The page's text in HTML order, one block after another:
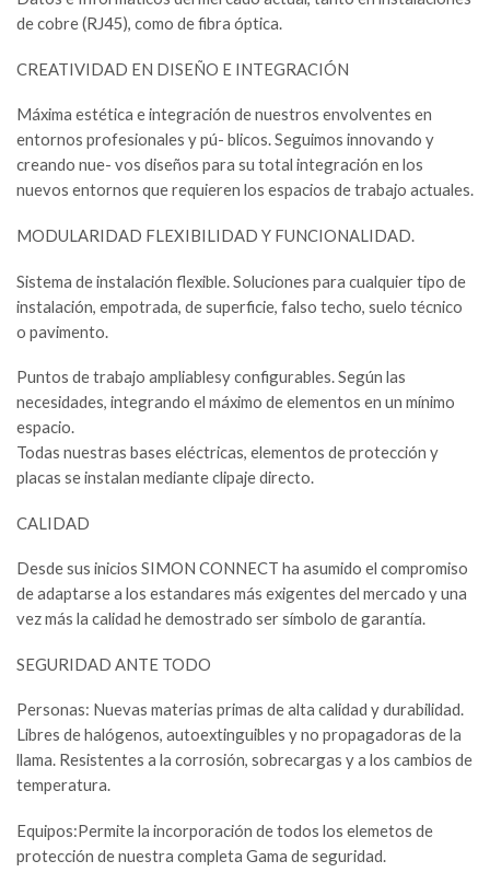
de cobre (RJ45), como de fibra óptica.
CREATIVIDAD EN DISEÑO E INTEGRACIÓN
Máxima estética e integración de nuestros envolventes en
entornos profesionales y pú- blicos. Seguimos innovando y
creando nue- vos diseños para su total integración en los
nuevos entornos que requieren los espacios de trabajo actuales.
MODULARIDAD FLEXIBILIDAD Y FUNCIONALIDAD.
Sistema de instalación flexible. Soluciones para cualquier tipo de
instalación, empotrada, de superficie, falso techo, suelo técnico
o pavimento.
Puntos de trabajo ampliablesy configurables. Según las
necesidades, integrando el máximo de elementos en un mínimo
espacio.
Todas nuestras bases eléctricas, elementos de protección y
placas se instalan mediante clipaje directo.
CALIDAD
Desde sus inicios SIMON CONNECT ha asumido el compromiso
de adaptarse a los estandares más exigentes del mercado y una
vez más la calidad he demostrado ser símbolo de garantía.
SEGURIDAD ANTE TODO
Personas: Nuevas materias primas de alta calidad y durabilidad.
Libres de halógenos, autoextinguibles y no propagadoras de la
llama. Resistentes a la corrosión, sobrecargas y a los cambios de
temperatura.
Equipos:Permite la incorporación de todos los elemetos de
protección de nuestra completa Gama de seguridad.